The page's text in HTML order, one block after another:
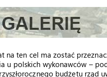
na ten cel ma zostać
u polskich wykonawców –
budżetu rząd